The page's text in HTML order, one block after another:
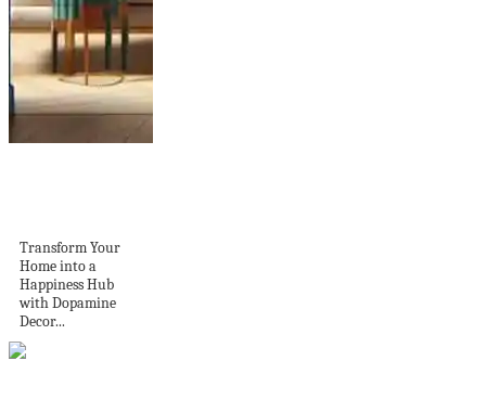
Transform Your
Home into a
Happiness Hub
with Dopamine
Decor...